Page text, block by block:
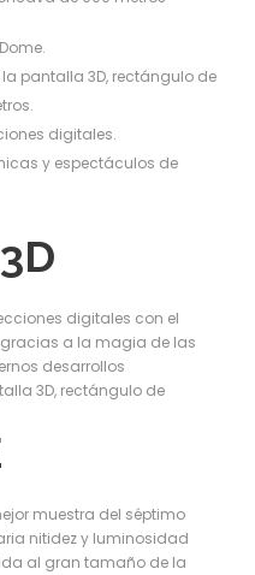
pantalla 3D, rectángulo de
digitales.
y espectáculos de
digitales con el
a la magia de las
desarrollos
3D, rectángulo de
muestra del séptimo
nitidez y luminosidad
al gran tamaño de la